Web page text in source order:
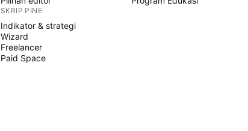
SKRIP PINE
Indikator & strategi
Wizard
Freelancer
Paid Space